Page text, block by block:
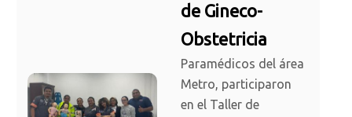
de Gineco-
Obstetricia
Paramédicos del área
Metro, participaron
en el Taller de